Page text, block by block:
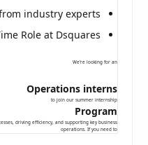
industry experts
Role at Dsquares
We're looking for an
Operations interns
to join our summer internship
Program
driving efficiency, and supporting key business
operations. If you need to